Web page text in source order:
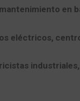
en
eléctricos,